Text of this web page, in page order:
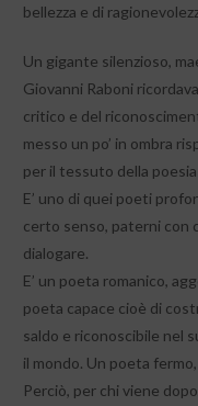
bellezza e di
Un gigante silenzioso,
Giovanni Raboni
critico e del
messo un po’ in ombra
per il tessuto della
E’ uno di quei poeti
certo senso, paterni con
dialogare.
E’ un poeta romanico,
poeta capace cioè di
saldo e riconoscibile nel
il mondo. Un poeta
Perciò, per chi viene